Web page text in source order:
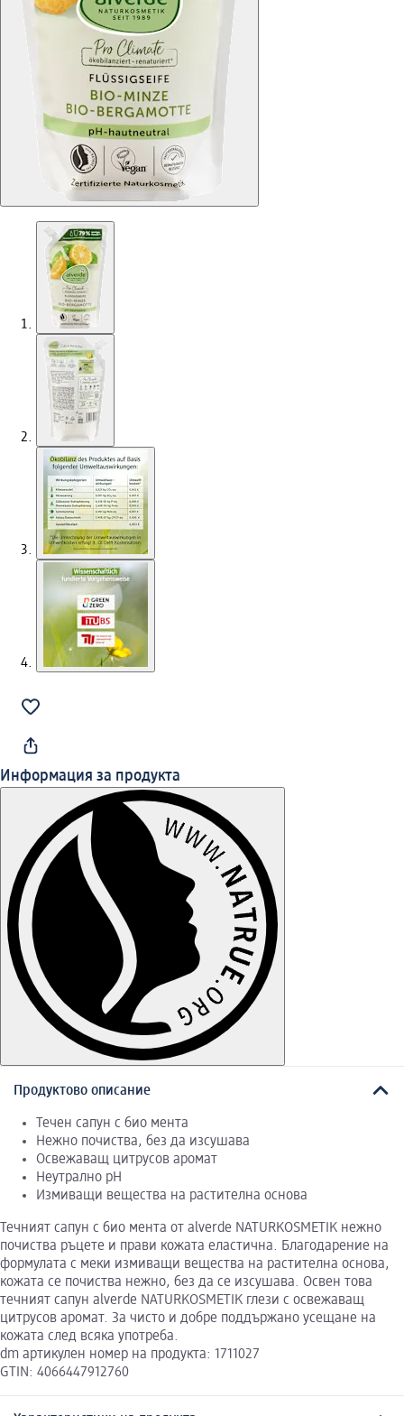
Информация за продукта
Продуктово описание
Течен сапун с био мента
Нежно почиства, без да изсушава
Освежаващ цитрусов аромат
Неутрално рН
Измиващи вещества на растителна основа
Течният сапун с био мента от alverde NATURKOSMETIK нежно
почиства ръцете и прави кожата еластична. Благодарение на
формулата с меки измиващи вещества на растителна основа,
кожата се почиства нежно, без да се изсушава. Освен това
течният сапун alverde NATURKOSMETIK глези с освежаващ
цитрусов аромат. За чисто и добре поддържано усещане на
кожата след всяка употреба.
dm артикулен номер на продукта: 1711027
GTIN: 4066447912760